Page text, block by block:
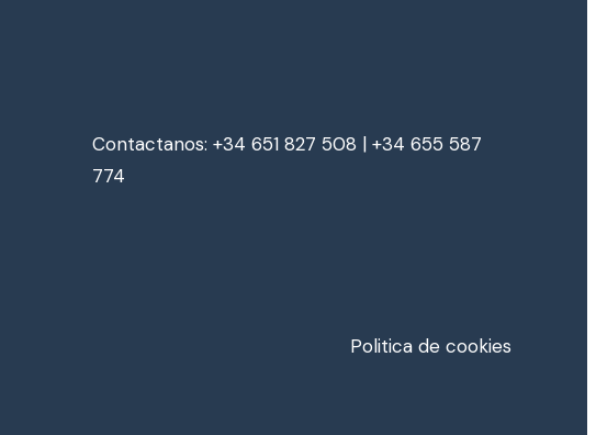
Contactanos: +34 651 827 508 | +34 655 587
774
Politica de cookies